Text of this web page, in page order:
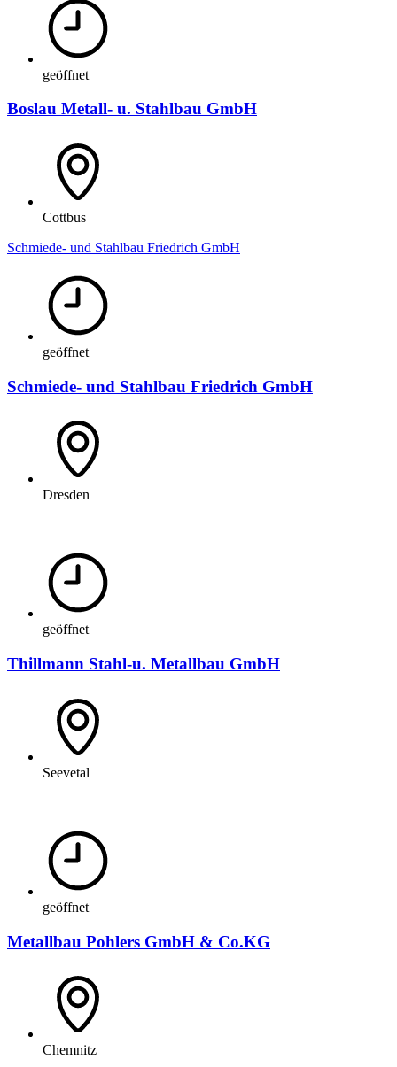
geöffnet
Boslau Metall- u. Stahlbau GmbH
Cottbus
Schmiede- und Stahlbau Friedrich GmbH
geöffnet
Schmiede- und Stahlbau Friedrich GmbH
Dresden
geöffnet
Thillmann Stahl-u. Metallbau GmbH
Seevetal
geöffnet
Metallbau Pohlers GmbH & Co.KG
Chemnitz